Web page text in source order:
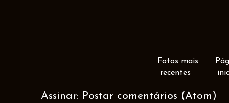
Fotos mais
recentes
Assinar: Postar comentários (Atom)